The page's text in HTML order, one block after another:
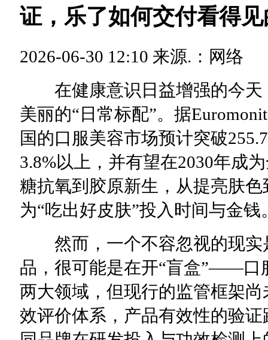
证，乐了如何交付看得
2026-06-30 12:10 来源.：网络
在健康意识日益增强的今天
美丽的“日常标配”。据
国的口服美容市场预计突破
3.8%以上，并有望在2030年成
糖抗氧到胶原新生，从提亮肤
为“吃出好皮肤”投入时间与金钱
然而，一个不容忽视的现实
品，很可能是在开“盲盒”——口
两大领域，但现行的监管框架
效评价体系，产品有效性的验